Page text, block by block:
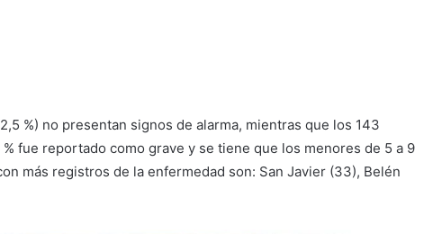
%) no presentan signos de alarma, mientras que los 143
fue reportado como grave y se tiene que los menores de 5 a 9
más registros de la enfermedad son: San Javier (33), Belén